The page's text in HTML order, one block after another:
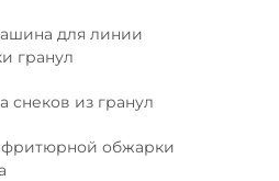
для линии
гранул
снеков из гранул
обжарки